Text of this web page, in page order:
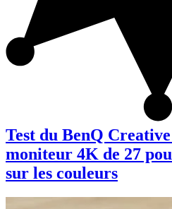
Test du BenQ
moniteur 4K de 27
sur les couleurs